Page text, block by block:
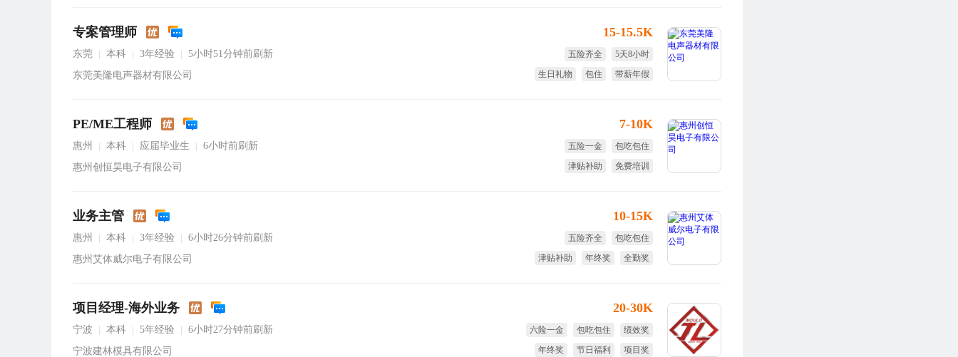
专案管理师
东莞 本科 3年经验
5小时51分钟前刷新
东莞美隆电声器材有限公司
15-15.5K
五险齐全
5天8小时
生日礼物
包住 带薪年假
PE/ME工程师
惠州 本科 应届毕业生
6小时前刷新
惠州创恒昊电子有限公司
7-10K
五险一金
包吃包住
津贴补助
免费培训
业务主管
惠州 本科 3年经验
6小时26分钟前刷新
惠州艾体威尔电子有限公司
10-15K
五险齐全
包吃包住
津贴补助
年终奖
全勤奖
项目经理-海外业务
宁波 本科 5年经验
6小时27分钟前刷新
宁波建林模具有限公司
20-30K
六险一金 包吃包住
绩效奖
年终奖
节日福利 项目奖